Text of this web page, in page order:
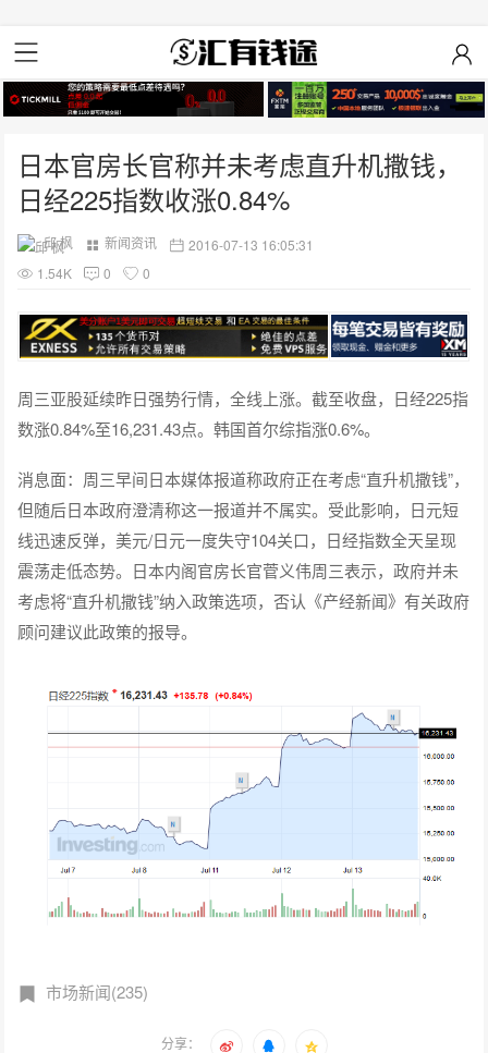
日本官房长官称并未考虑直升机撒钱，
日经225指数收涨0.84%
邱 枫 新闻资讯
2016-07-13 16:05:31
1.54K
0 0
周三亚股延续昨日强势行情，全线上涨。截至收盘，日经225指
数涨0.84%至16,231.43点。韩国首尔综指涨0.6%。
消息面：周三早间日本媒体报道称政府正在考虑“直升机撒钱”，
但随后日本政府澄清称这一报道并不属实。受此影响，日元短
线迅速反弹，美元/日元一度失守104关口，日经指数全天呈现
震荡走低态势。日本内阁官房长官菅义伟周三表示，政府并未
考虑将“直升机撒钱”纳入政策选项，否认《产经新闻》有关政府
顾问建议此政策的报导。
市场新闻(235)
分享：